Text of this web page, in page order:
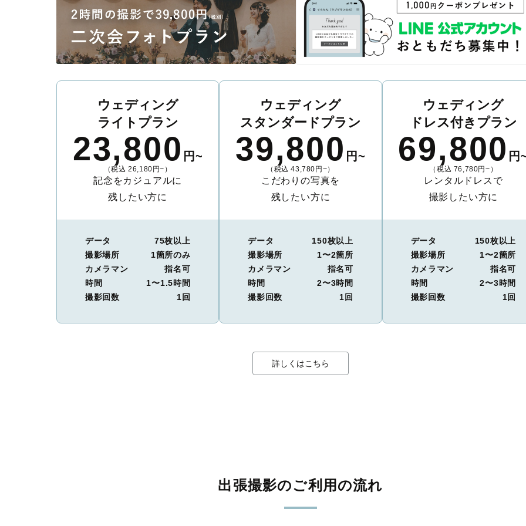
ウェディング
ライトプラン
23,800 円~
（税込 26,180円~）
記念をカジュアルに
残したい方に
データ
75枚以上
撮影場所
1箇所のみ
カメラマン
指名可
時間
1〜1.5時間
撮影回数
1回
ウェディング
スタンダードプラン
39,800 円~
（税込 43,780円~）
こだわりの写真を
残したい方に
データ
150枚以上
撮影場所
1〜2箇所
カメラマン
指名可
時間
2〜3時間
撮影回数
1回
ウェディング
ドレス付きプラン
69,800 円
（税込 76,780円~）
レンタルドレスで
撮影したい方に
データ
150枚以上
撮影場所
1〜2箇所
カメラマン
指名可
時間
2〜3時間
撮影回数
1回
詳しくはこちら
出張撮影のご利用の流れ